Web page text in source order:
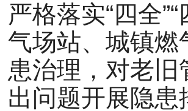
严格落实“四全
气场站、城镇燃
患治理，对老
出问题开展隐